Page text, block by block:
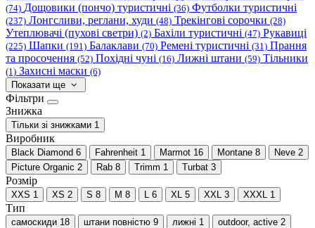
(74) Дощовики (пончо) туристичні (36) Футболки туристичні
(237) Лонгсливи, реглани, худи (48) Трекінгові сорочки (28)
Утеплювачі (пухові светри) (2) Бахіли туристичні (47) Рукавиці
(225) Шапки (191) Балаклави (70) Ремені туристичні (31) Прання
та просочення (52) Похідні чуні (16) Лижні штани (59) Тільники
(1) Захисні маски (6)
Показати ще
Фільтри
Знижка
Тільки зі знижками 1
Виробник
Black Diamond 6 Fahrenheit 1 Marmot 16 Montane 8 Neve 2
Picture Organic 2 Rab 8 Trimm 1 Turbat 3
Розмір
XXS 1 XS 2 S 8 M 8 L 6 XL 5 XXL 3 XXXL 1
Тип
самоскиди 18 штани повністю 9 лижні 1 outdoor, active 2